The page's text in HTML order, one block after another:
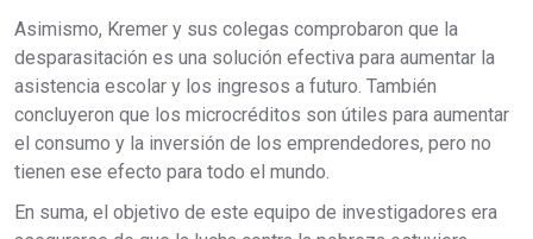
Asimismo, Kremer y sus colegas comprobaron que la
desparasitación es una solución efectiva para aumentar la
asistencia escolar y los ingresos a futuro. También
concluyeron que los microcréditos son útiles para aumentar
el consumo y la inversión de los emprendedores, pero no
tienen ese efecto para todo el mundo.
En suma, el objetivo de este equipo de investigadores era